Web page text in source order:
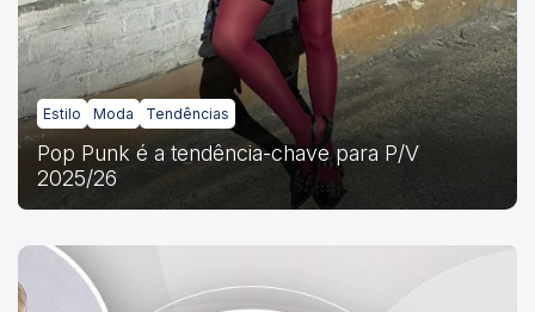
Estilo Moda Tendências
Pop Punk é a tendência-chave para P/V
2025/26